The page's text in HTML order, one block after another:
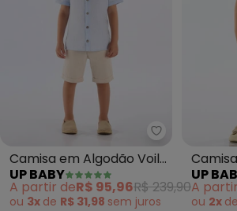
Up Baby -
Camisa em Algodão Voil
para Menino Up Baby
Azul
UP BABY
A partir deR$ 95,96R$ 239,90
ou 3x de R$ 31,98 sem juros
UP
A
ou 2x de